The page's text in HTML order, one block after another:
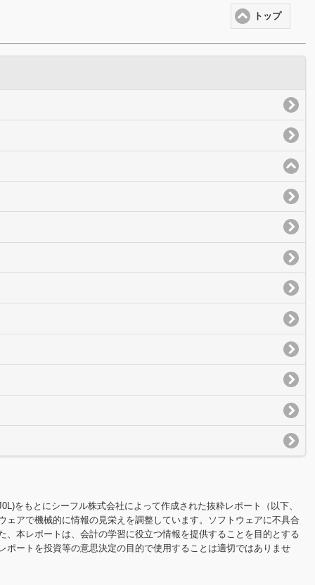
トップ
をもとにシーフル株式会社によって作成された抜粋レポート（以下、
アで機械的に情報の見栄えを調整しています。ソフトウェアに不具合
本レポートは、会計の学習に役立つ情報を提供することを目的とする
ートを投資等の意思決定の目的で使用することは適切ではありませ